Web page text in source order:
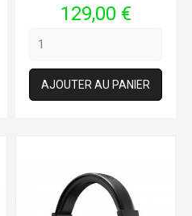
Prix
129,00 €
AJOUTER AU PANIER